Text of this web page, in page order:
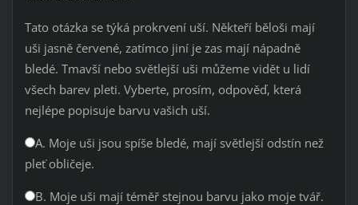
Tato otázka se týká prokrvení uší. Někteří běloši mají
uši jasně červené, zatímco jiní je zas mají nápadně
bledé. Tmavší nebo světlejší uši můžeme vidět u lidí
všech barev pleti. Vyberte, prosím, odpověď, která
nejlépe popisuje barvu vašich uší.
A. Moje uši jsou spíše bledé, mají světlejší odstín než
pleť obličeje.
B. Moje uši mají téměř stejnou barvu jako moje tvář.